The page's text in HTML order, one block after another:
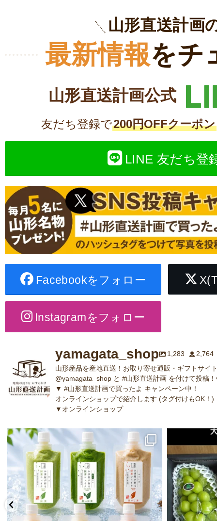
山形直送計画
最新情報をチ
山形直送計画公式
友だち登録で200円OFFクーポン
LINE 友だち登
Facebookをフォロー
Instagramをフォロー
yamagata_shop 1,283
2,764
山形産品を産地直送！お取り寄せ通販・ギフトサイ
@yamagata_shop と #山形直送計画 を付けて投稿
▼ #山形直送計画で買ったよ キャンペーン中！
オンラインショップで紹介します (タグ付けもOK！)
▼オンラインショップ